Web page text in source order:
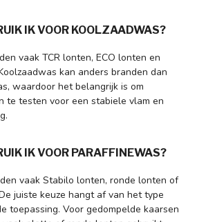
IK VOOR KOOLZAADWAS?
vaak TCR lonten, ECO lonten en
kan anders branden dan
waardoor het belangrijk is om
te testen voor een stabiele vlam en
IK VOOR PARAFFINEWAS?
vaak Stabilo lonten, ronde lonten of
juiste keuze hangt af van het type
toepassing. Voor gedompelde kaarsen